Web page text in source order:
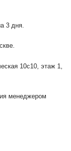
3 дня.
10с10, этаж 1,
менеджером